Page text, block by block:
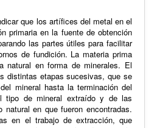
que los artífices del metal en el
primaria en la fuente de obtención
las partes útiles para facilitar
de fundición. La materia prima
natural en forma de minerales. El
distintas etapas sucesivas, que se
mineral hasta la terminación del
tipo de mineral extraído y de las
en que fueron encontradas.
en el trabajo de extracción, que